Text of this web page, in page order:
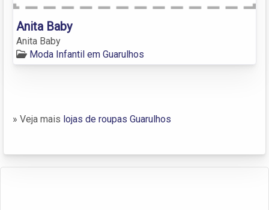
Anita Baby
Anita Baby
Moda Infantil em Guarulhos
» Veja mais lojas de roupas Guarulhos